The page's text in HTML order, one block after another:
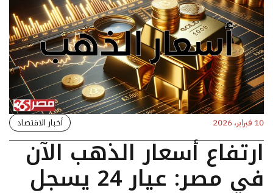
10 فبراير، 2026 أخبار الاقتصاد
ارتفاع أسعار الذهب الآن
في مصر: عيار 24 يسجل